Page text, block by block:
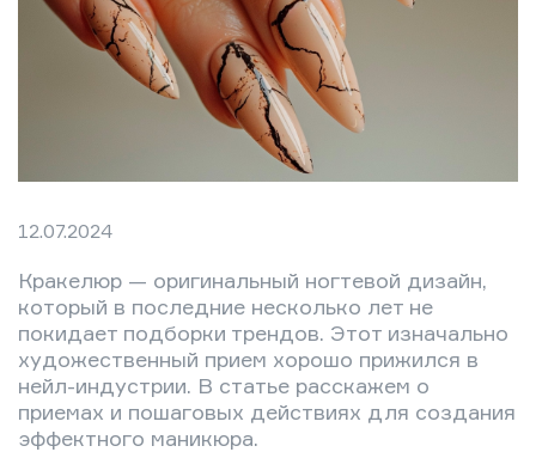
12.07.2024
Кракелюр — оригинальный ногтевой дизайн,
который в последние несколько лет не
покидает подборки трендов. Этот изначально
художественный прием хорошо прижился в
нейл-индустрии. В статье расскажем о
приемах и пошаговых действиях для создания
эффектного маникюра.